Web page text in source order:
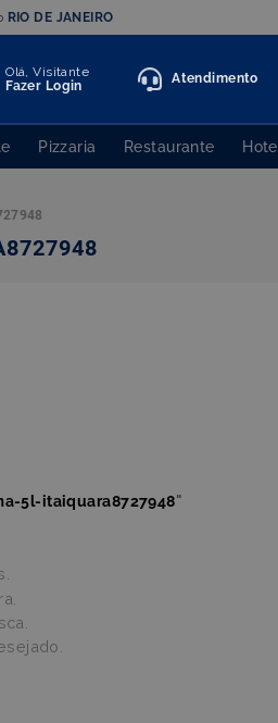
RIO DE JANEIRO
Olá, Visitante
Fazer Login
Atendimento
Pizzaria Restaurante Hotel
5l-itaiquara8727948"